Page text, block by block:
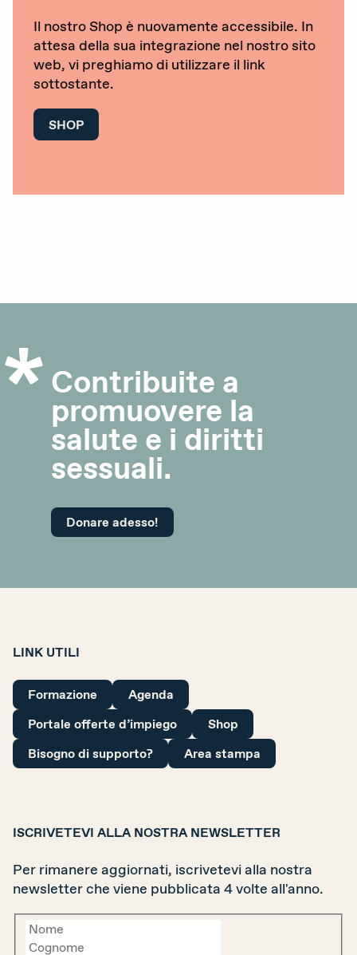
Gravidanza (voluta / non voluta)
Educazione sessuale
Diritti sessuali
Newsletter
Attualità
Agenda
Portale offerte d’impiego
Rete giovani
La nostra organizzazione
Rapporto annuale
Sostenerci
Il nostro Shop è nuovamente accessibile. In
attesa della sua integrazione nel nostro sito
web, vi preghiamo di utilizzare il link
sottostante.
SHOP
Contribuite a
promuovere la
salute e i diritti
sessuali.
Donare adesso!
LINK UTILI
Formazione
Agenda
Portale offerte d’impiego
Shop
Bisogno di supporto?
Area stampa
ISCRIVETEVI ALLA NOSTRA NEWSLETTER
Per rimanere aggiornati, iscrivetevi alla nostra
newsletter che viene pubblicata 4 volte all'anno.